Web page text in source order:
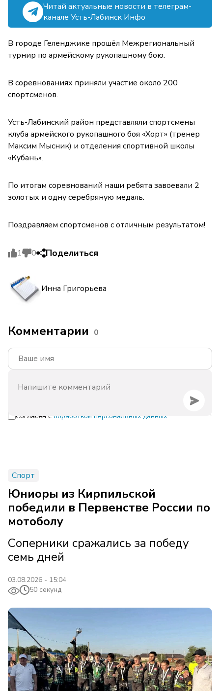
Читай актуальные новости в телеграм-
канале Усть-Лабинск Инфо
В городе Геленджике прошёл Межрегиональный
турнир по армейскому рукопашному бою.
В соревнованиях приняли участие около 200
спортсменов.
Усть-Лабинский район представляли спортсмены
клуба армейского рукопашного боя «Хорт» (тренер
Максим Мысник) и отделения спортивной школы
«Кубань».
По итогам соревнований наши ребята завоевали 2
золотых и одну серебряную медаль.
Поздравляем спортсменов с отличным результатом!
1 0 Поделиться
Инна Григорьева
Комментарии 0
Согласен с обработкой персональных данных
Спорт
Юниоры из Кирпильской
победили в Первенстве России по
мотоболу
Соперники сражались за победу
семь дней
03.08.2026 - 15:04
50 секунд